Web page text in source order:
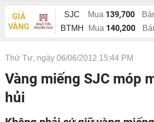
GIÁ
VÀNG
SJC Mua 139,700
BTMH Mua 140,200
Thứ Tư, ngày 06/06/2012 15:44 PM
Vàng miếng SJC móp
hủi